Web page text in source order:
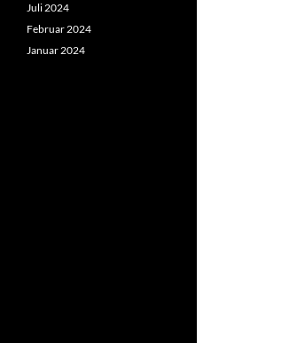
Juli 2024
Februar 2024
Januar 2024